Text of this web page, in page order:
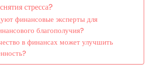
стресса?
финансовые эксперты для
благополучия?
в финансах может улучшить